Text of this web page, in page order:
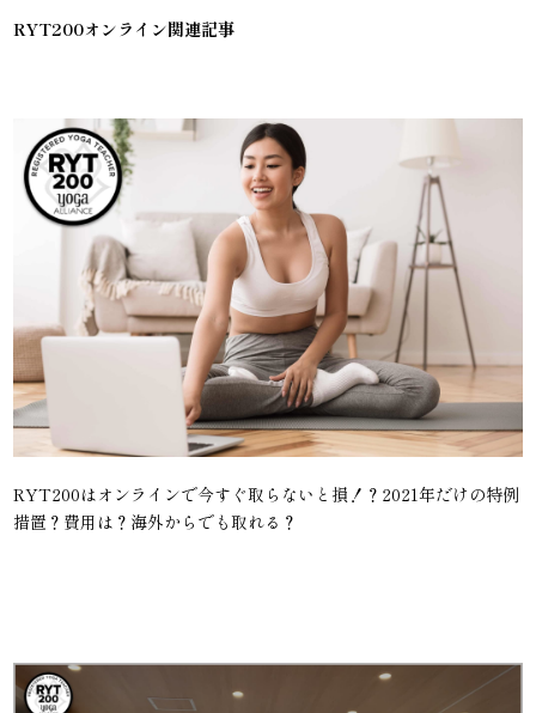
RYT200オンライン関連記事
RYT200はオンラインで今すぐ取らないと損！？2021年だけの特例
措置？費用は？海外からでも取れる？